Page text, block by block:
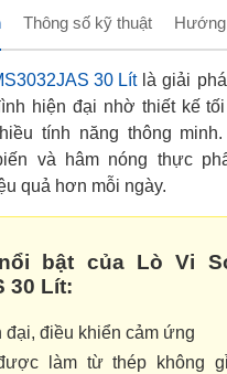
Thông số kỹ thuật Hướng
30 Lítlà giải
hiện đại nhờ thiết kế
tính năng thông
và hâm nóng thực
quả hơn mỗi ngày.
bật của Lò Vi
30 Lít:
đại, điều khiển cảm ứng
làm từ thép không